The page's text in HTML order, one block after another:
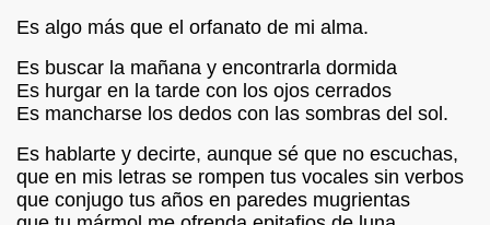
Es algo más que el orfanato de mi alma.
Es buscar la mañana y encontrarla dormida
Es hurgar en la tarde con los ojos cerrados
Es mancharse los dedos con las sombras del sol.
Es hablarte y decirte, aunque sé que no escuchas,
que en mis letras se rompen tus vocales sin verbos
que conjugo tus años en paredes mugrientas
: PASIÓN
El Óleo de Picasso
FAILA